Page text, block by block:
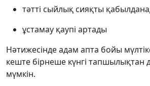
тәтті сыйлық сияқты
ұстамау қаупі артады
Нәтижесінде адам апта бойы
кеште бірнеше күнгі
мүмкін.